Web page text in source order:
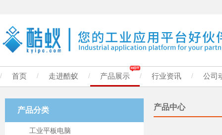
/ 首页 / 走进酷蚁 / 产品展示 / 行业资讯 / 公司
产品分类
工业平板电脑
产品中心